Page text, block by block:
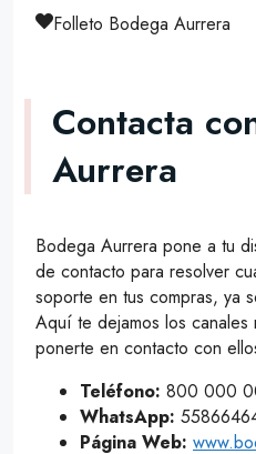
Folleto Bodega Aurrera
Contacta
Aurrera
Bodega Aurrera pone a tu
de contacto para resolver
soporte en tus compras, ya
Aquí te dejamos los canales
ponerte en contacto con
Teléfono: 800 000
WhatsApp:
Página Web: